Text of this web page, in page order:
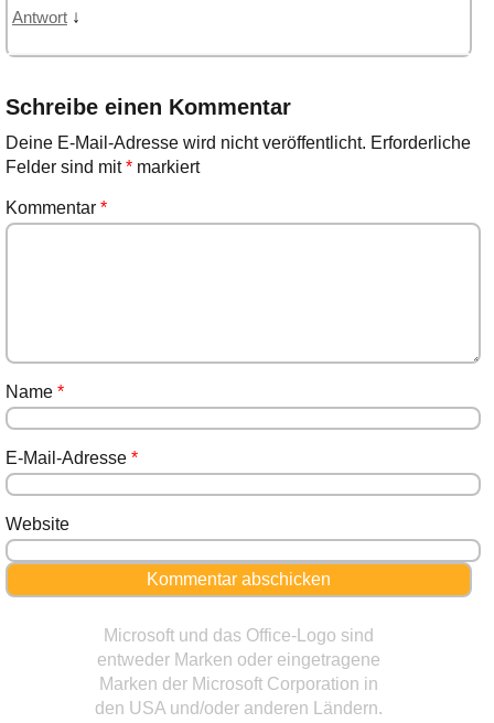
Antwort ↓
Schreibe einen Kommentar
Deine E-Mail-Adresse wird nicht veröffentlicht. Erforderliche
Felder sind mit*markiert
Kommentar *
Name *
E-Mail-Adresse *
Website
Microsoft und das Office-Logo sind
entweder Marken oder eingetragene
Marken der Microsoft Corporation in
den USA und/oder anderen Ländern.